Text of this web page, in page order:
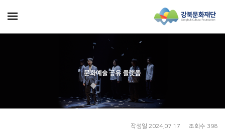
문화예술 공유 플랫폼
작성일 2024.07.17 조회수 398